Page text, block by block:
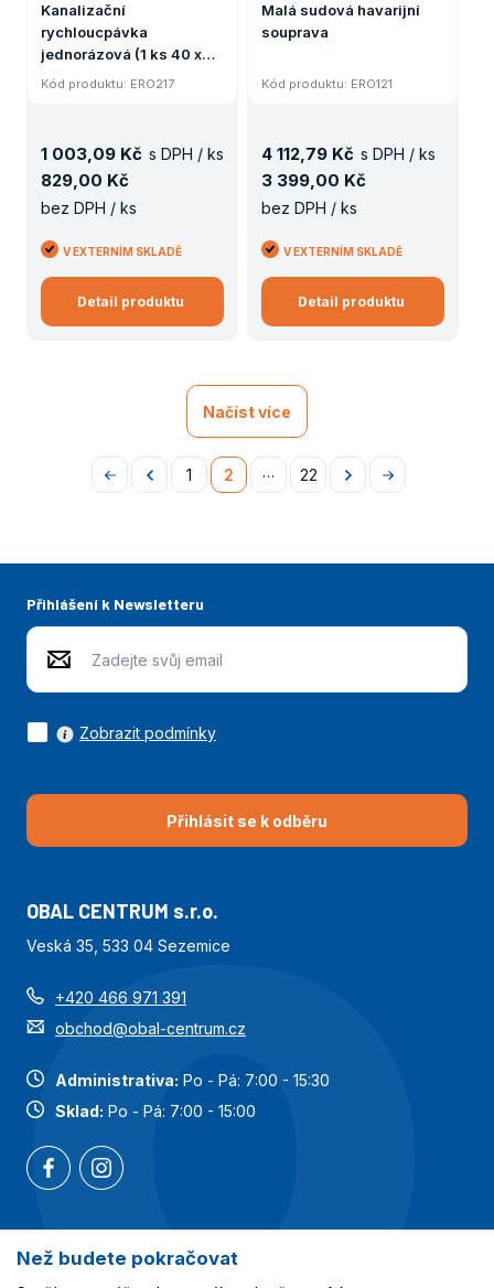
Kanalizační
rychloucpávka
jednorázová (1 ks 40 x
40 cm)
Kód produktu: ERO217
1 003 09 Kč s DPH / ks
829,00 Kč
bez DPH / ks
V EXTERNÍM SKLADĚ
Detail produktu
Malá sudová havarijní
souprava
Kód produktu: ERO121
4 112 79 Kč s DPH / ks
3 399,00 Kč
bez DPH / ks
V EXTERNÍM SKLADĚ
Detail produktu
Načíst více
Na
Předchozí
1 2 … 22
Následující
Na
Přihlášení k Newsletteru
Přihlásit se k odběru
Zobrazit podmínky
OBAL CENTRUM s.r.o.
Veská 35, 533 04 Sezemice
+420 466 971 391
obchod@obal-centrum.cz
Administrativa: Po - Pá: 7:00 - 15:30
Sklad: Po - Pá: 7:00 - 15:00
Nejoblíbenější kategorie
Než budete pokračovat